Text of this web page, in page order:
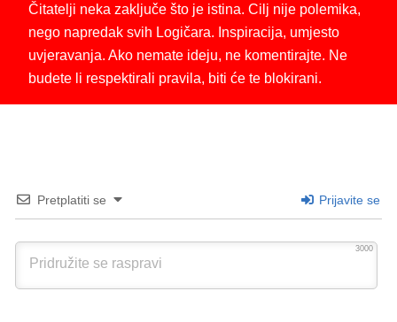
Čitatelji neka zaključe što je istina. Cilj nije polemika,
nego napredak svih Logičara. Inspiracija, umjesto
uvjeravanja. Ako nemate ideju, ne komentirajte. Ne
budete li respektirali pravila, biti će te blokirani.
Pretplatiti se Prijavite se
3000